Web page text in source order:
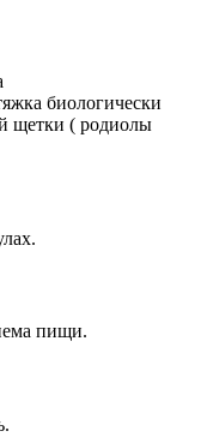
биологически
щетки ( родиолы
пищи.